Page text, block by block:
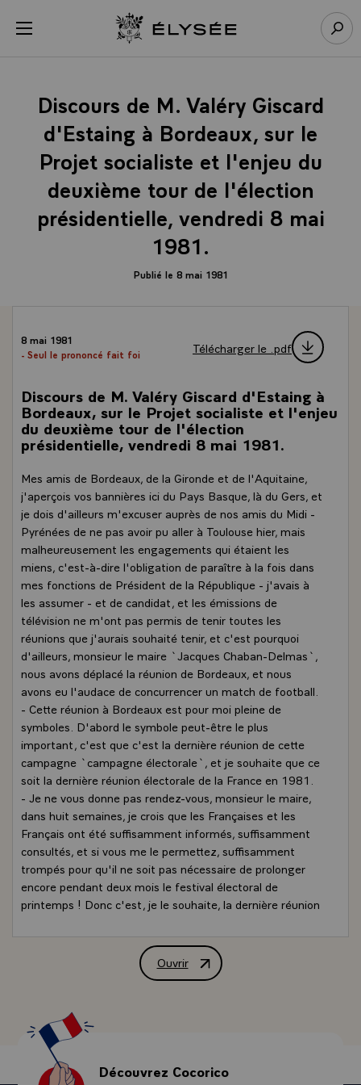
menu Retour à l’accueil Élysée
Discours de M. Valéry Giscard
d'Estaing à Bordeaux, sur le
Projet socialiste et l'enjeu du
deuxième tour de l'élection
présidentielle, vendredi 8 mai
1981.
Publié le 8 mai 1981
8 mai 1981
- Seul le prononcé fait foi
Télécharger le .pdf
Discours de M. Valéry Giscard d'Estaing à
Bordeaux, sur le Projet socialiste et l'enjeu
du deuxième tour de l'élection
présidentielle, vendredi 8 mai 1981.
Mes amis de Bordeaux, de la Gironde et de l'Aquitaine,
j'aperçois vos bannières ici du Pays Basque, là du Gers, et
je dois d'ailleurs m'excuser auprès de nos amis du Midi -
Pyrénées de ne pas avoir pu aller à Toulouse hier, mais
malheureusement les engagements qui étaient les
miens, c'est-à-dire l'obligation de paraître à la fois dans
mes fonctions de Président de la République - j'avais à
les assumer - et de candidat, et les émissions de
télévision ne m'ont pas permis de tenir toutes les
réunions que j'aurais souhaité tenir, et c'est pourquoi
d'ailleurs, monsieur le maire `Jacques Chaban-Delmas`,
nous avons déplacé la réunion de Bordeaux, et nous
avons eu l'audace de concurrencer un match de football.
- Cette réunion à Bordeaux est pour moi pleine de
symboles. D'abord le symbole peut-être le plus
important, c'est que c'est la dernière réunion de cette
campagne `campagne électorale`, et je souhaite que ce
soit la dernière réunion électorale de la France en 1981.
- Je ne vous donne pas rendez-vous, monsieur le maire,
dans huit semaines, je crois que les Françaises et les
Français ont été suffisamment informés, suffisamment
consultés, et si vous me le permettez, suffisamment
trompés pour qu'il ne soit pas nécessaire de prolonger
encore pendant deux mois le festival électoral de
printemps ! Donc c'est, je le souhaite, la dernière réunion
le 8 mai 1981, qui évoque pour beaucoup d'entre nous le
8 mai 1945, qui l'évoque pour vous, monsieur le maire
général, étant donné nos -rapports hiérarchiques de
1945.
- Peu de responsables politiques actuels étaient aux
armées le 8 mai 1945 £ parmi les candidats à l'élection
présidentielle, j'étais le seul, et c'est pourquoi, d'ailleurs,
Ouvrir
Discours de M. Valéry Giscard
Découvrez Cocorico
Panneau de gestion des cookies